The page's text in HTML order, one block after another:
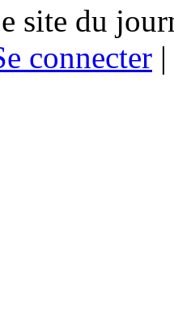
site du
connecter |